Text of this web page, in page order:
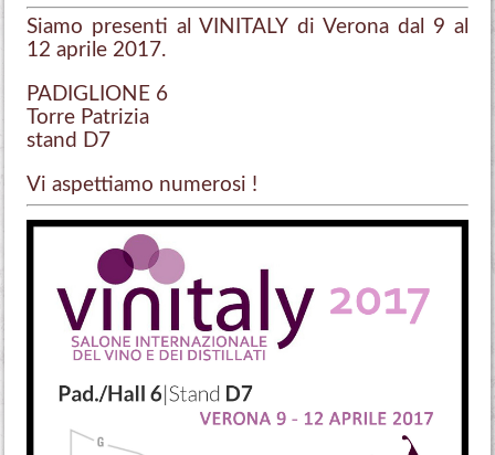
Siamo presenti al VINITALY di Verona dal 9 al
12 aprile 2017.
PADIGLIONE 6
Torre Patrizia
stand D7
Vi aspettiamo numerosi !